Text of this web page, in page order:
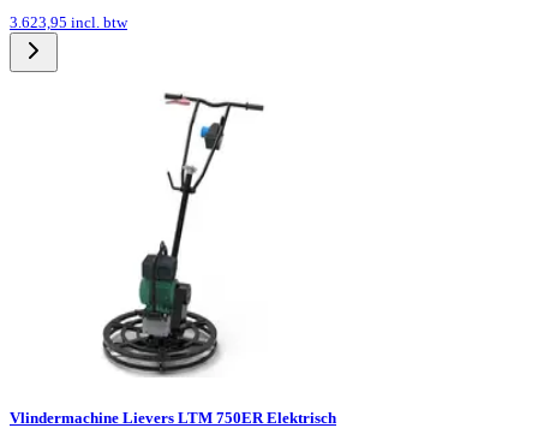
3.623,95 incl. btw
Vlindermachine Lievers LTM 750ER Elektrisch